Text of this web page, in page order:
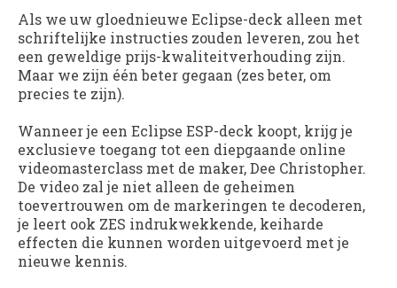
Als we uw gloednieuwe Eclipse-deck alleen met
schriftelijke instructies zouden leveren, zou het
een geweldige prijs-kwaliteitverhouding zijn.
Maar we zijn één beter gegaan (zes beter, om
precies te zijn).
Wanneer je een Eclipse ESP-deck koopt, krijg je
exclusieve toegang tot een diepgaande online
videomasterclass met de maker, Dee Christopher.
De video zal je niet alleen de geheimen
toevertrouwen om de markeringen te decoderen,
je leert ook ZES indrukwekkende, keiharde
effecten die kunnen worden uitgevoerd met je
nieuwe kennis.